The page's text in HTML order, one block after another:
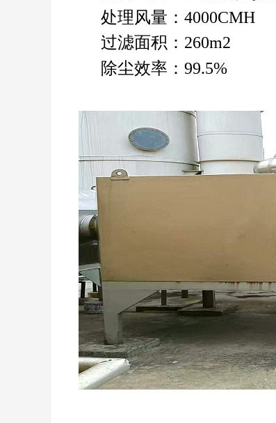
处理风量：4000CMH
过滤面积：260m2
除尘效率：99.5%